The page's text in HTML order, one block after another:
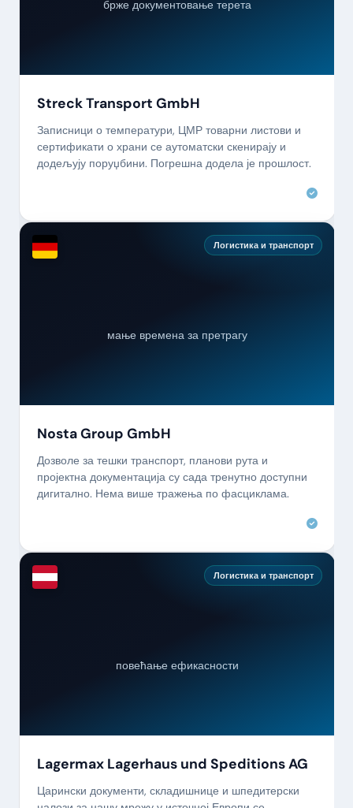
брже документовање терета
Streck Transport GmbH
Записници о температури, ЦМР товарни листови и
сертификати о храни се аутоматски скенирају и
додељују поруџбини. Погрешна додела је прошлост.
Логистика и транспорт
мање времена за претрагу
Nosta Group GmbH
Дозволе за тешки транспорт, планови рута и
пројектна документација су сада тренутно доступни
дигитално. Нема више тражења по фасциклама.
Логистика и транспорт
повећање ефикасности
Lagermax Lagerhaus und Speditions AG
Царински документи, складишнице и шпедитерски